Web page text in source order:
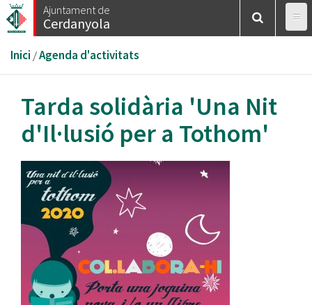
Vés
al
Ajuntament de
Cerdanyola
Esteu
aquí
Inici /Agenda d'activitats
Tarda solidària 'Una Nit
d'Il·lusió per a Tothom'